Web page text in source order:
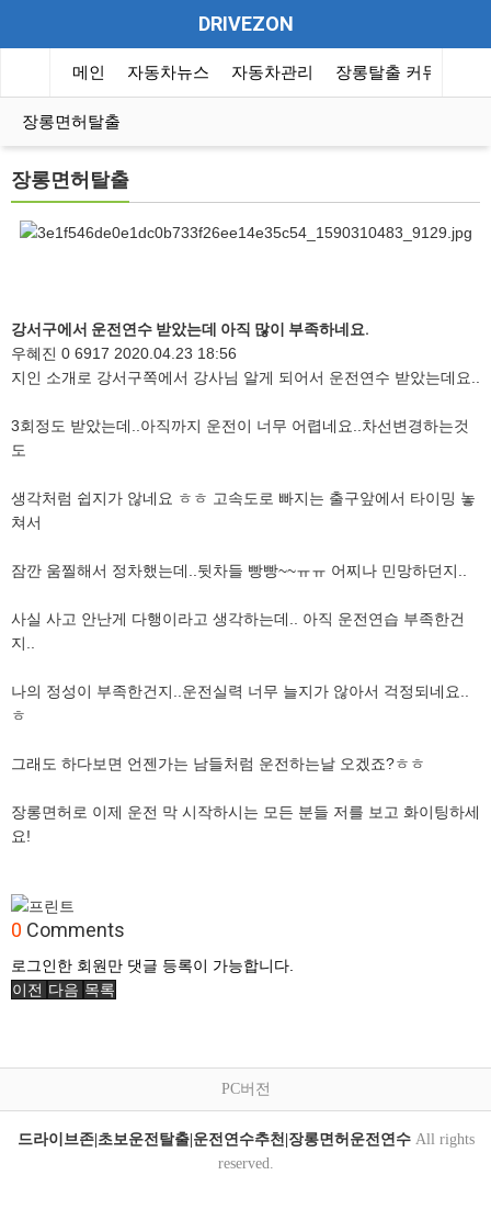
DRIVEZON
메인 자동차뉴스 자동차관리 장롱탈출 커뮤니티
장롱면허탈출
장롱면허탈출
강서구에서 운전연수 받았는데 아직 많이 부족하네요.
우혜진 0 6917 2020.04.23 18:56
지인 소개로 강서구쪽에서 강사님 알게 되어서 운전연수 받았는데요..
3회정도 받았는데..아직까지 운전이 너무 어렵네요..차선변경하는것
도
생각처럼 쉽지가 않네요 ㅎㅎ 고속도로 빠지는 출구앞에서 타이밍 놓
쳐서
잠깐 움찔해서 정차했는데..뒷차들 빵빵~~ㅠㅠ 어찌나 민망하던지..
사실 사고 안난게 다행이라고 생각하는데.. 아직 운전연습 부족한건
지..
나의 정성이 부족한건지..운전실력 너무 늘지가 않아서 걱정되네요..
ㅎ
그래도 하다보면 언젠가는 남들처럼 운전하는날 오겠죠?ㅎㅎ
장롱면허로 이제 운전 막 시작하시는 모든 분들 저를 보고 화이팅하세
요!
0 Comments
로그인한 회원만 댓글 등록이 가능합니다.
이전 다음 목록
PC버전
드라이브존|초보운전탈출|운전연수추천|장롱면허운전연수 All rights
reserved.